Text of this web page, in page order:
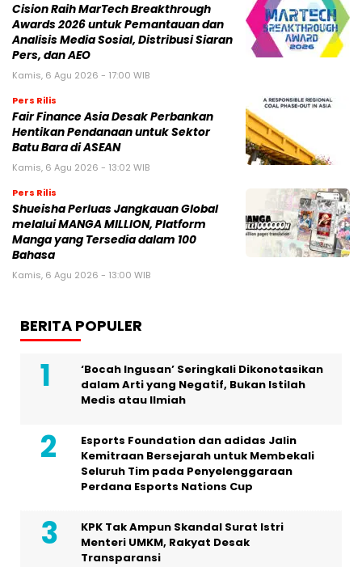
Cision Raih MarTech Breakthrough
Awards 2026 untuk Pemantauan dan
Analisis Media Sosial, Distribusi Siaran
Pers, dan AEO
Kamis, 6 Agu 2026 - 17:00 WIB
Pers Rilis
Fair Finance Asia Desak Perbankan
Hentikan Pendanaan untuk Sektor
Batu Bara di ASEAN
Kamis, 6 Agu 2026 - 13:02 WIB
Pers Rilis
Shueisha Perluas Jangkauan Global
melalui MANGA MILLION, Platform
Manga yang Tersedia dalam 100
Bahasa
Kamis, 6 Agu 2026 - 13:00 WIB
BERITA POPULER
‘Bocah Ingusan’ Seringkali Dikonotasikan
dalam Arti yang Negatif, Bukan Istilah
Medis atau Ilmiah
Esports Foundation dan adidas Jalin
Kemitraan Bersejarah untuk Membekali
Seluruh Tim pada Penyelenggaraan
Perdana Esports Nations Cup
KPK Tak Ampun Skandal Surat Istri
Menteri UMKM, Rakyat Desak
Transparansi